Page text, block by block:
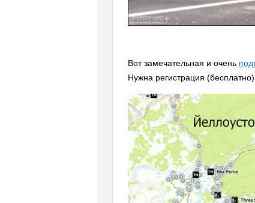
Вот замечательная и очень
Нужна регистрация (бесплатно).